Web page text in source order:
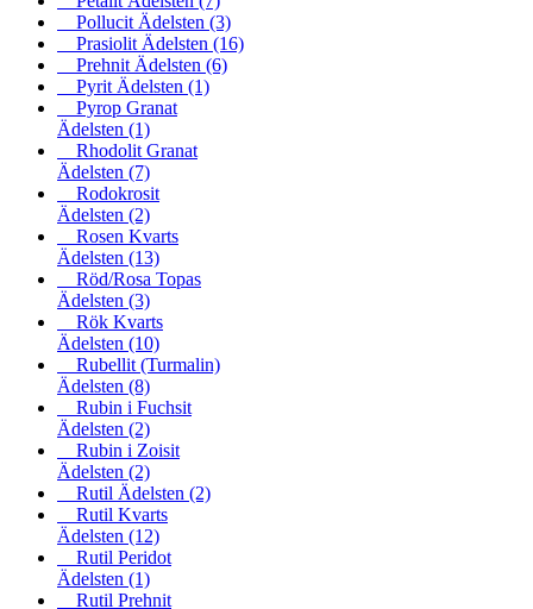
Pollucit Ädelsten (3)
Prasiolit Ädelsten (16)
Prehnit Ädelsten (6)
Pyrit Ädelsten (1)
Pyrop Granat
Ädelsten (1)
Rhodolit Granat
Ädelsten (7)
Rodokrosit
Ädelsten (2)
Rosen Kvarts
Ädelsten (13)
Röd/Rosa Topas
Ädelsten (3)
Rök Kvarts
Ädelsten (10)
Rubellit (Turmalin)
Ädelsten (8)
Rubin i Fuchsit
Ädelsten (2)
Rubin i Zoisit
Ädelsten (2)
Rutil Ädelsten (2)
Rutil Kvarts
Ädelsten (12)
Rutil Peridot
Ädelsten (1)
Rutil Prehnit